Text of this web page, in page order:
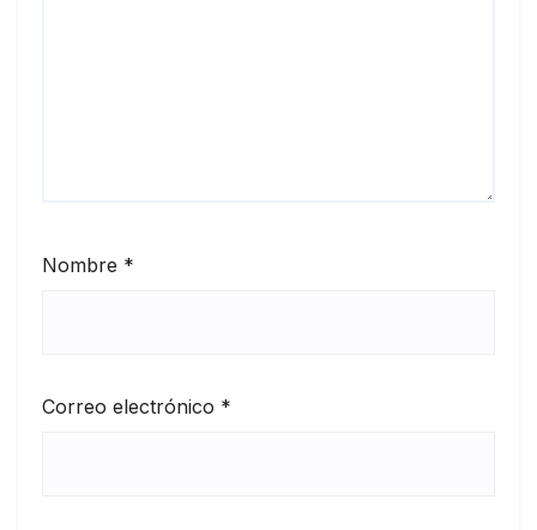
Nombre *
Correo electrónico *